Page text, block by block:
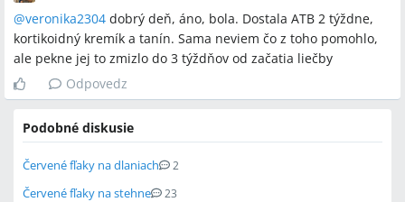
@veronika2304 dobrý deň, áno, bola. Dostala ATB 2 týždne,
kortikoidný kremík a tanín. Sama neviem čo z toho pomohlo,
ale pekne jej to zmizlo do 3 týždňov od začatia liečby
Odpovedz
Podobné diskusie
Červené fľaky na dlaniach 2
Červené fľaky na stehne 23